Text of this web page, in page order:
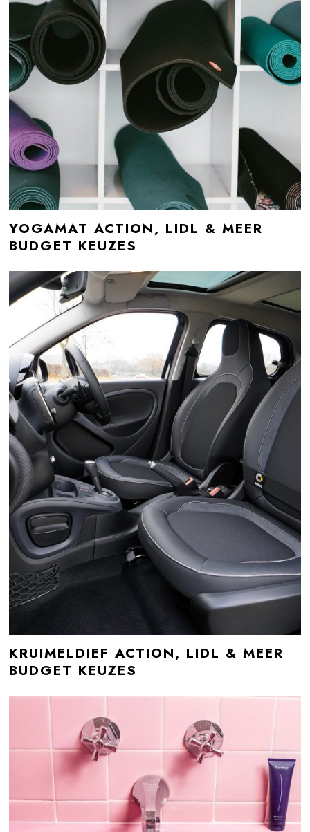
YOGAMAT ACTION, LIDL & MEER
BUDGET KEUZES
KRUIMELDIEF ACTION, LIDL & MEER
BUDGET KEUZES